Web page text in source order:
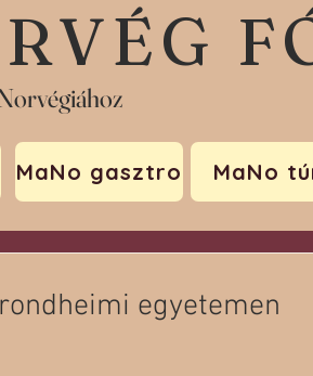
MaNo gasztro MaNo
egyetemen